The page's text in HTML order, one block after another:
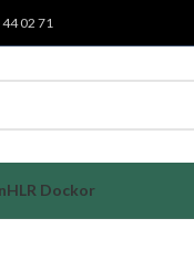
02 71
HLR Dockor